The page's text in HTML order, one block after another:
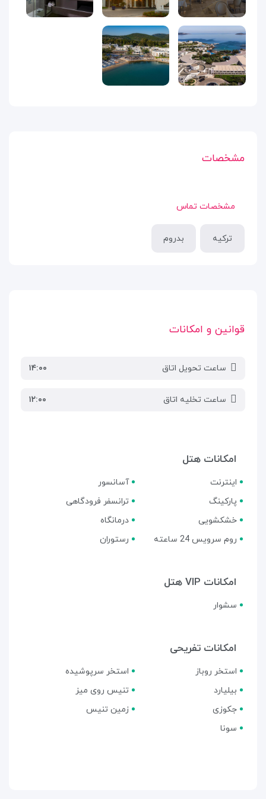
مشخصات
مشخصات تماس
ترکیه بدروم
قوانین و امکانات
ساعت تحویل اتاق ۱۴:۰۰
ساعت تخلیه اتاق ۱۲:۰۰
امکانات هتل
اینترنت
آسانسور
پارکینگ
ترانسفر فرودگاهی
خشکشویی
درمانگاه
روم سرویس 24 ساعته
رستوران
امکانات VIP هتل
سشوار
امکانات تفریحی
استخر روباز
استخر سرپوشیده
بیلیارد
تنیس روی میز
جکوزی
زمین تنیس
سونا